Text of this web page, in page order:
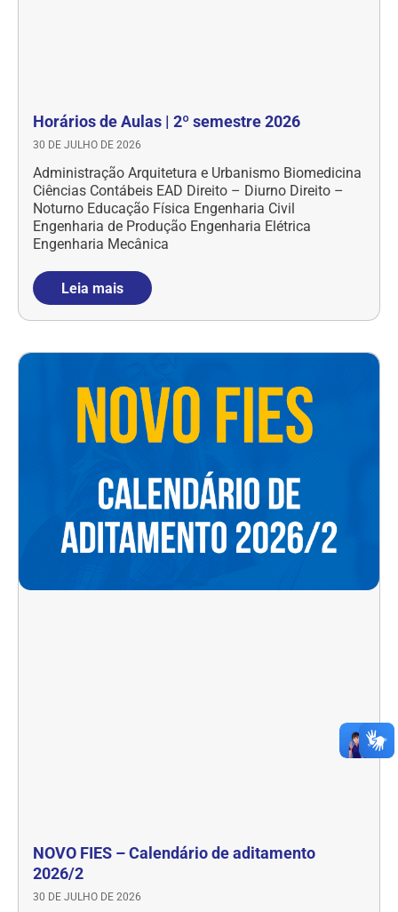
Horários de Aulas | 2º semestre 2026
30 DE JULHO DE 2026
Administração Arquitetura e Urbanismo Biomedicina
Ciências Contábeis EAD Direito – Diurno Direito –
Noturno Educação Física Engenharia Civil
Engenharia de Produção Engenharia Elétrica
Engenharia Mecânica
Leia mais
NOVO FIES – Calendário de aditamento
2026/2
30 DE JULHO DE 2026